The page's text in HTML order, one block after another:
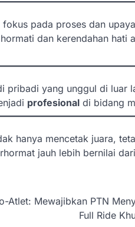
fokus pada proses dan
dan kerendahan hati
pribadi yang unggul di luar
profesional di bidang
hanya mencetak juara,
jauh lebih bernilai
Atlet: Mewajibkan PTN
Full Ride